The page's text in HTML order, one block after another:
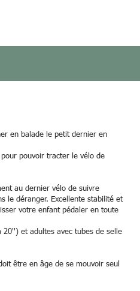
en balade le petit dernier en
pouvoir tracter le vélo de
au dernier vélo de suivre
le déranger. Excellente stabilité et
votre enfant pédaler en toute
et adultes avec tubes de selle
être en âge de se mouvoir seul